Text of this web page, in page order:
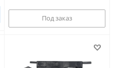
Под заказ